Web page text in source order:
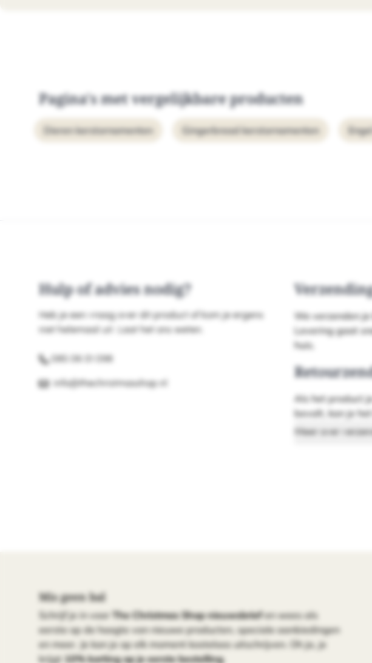
Pagina's met vergelijkbare producten
Dieren kerstornamenten Gingerbread kerstornamenten
Hulp of advies nodig?
Heb je een vraag over dit product of kom je ergens
niet helemaal uit. Laat het ons weten.
info@thechristmasshop.nl
We verzenden
Levering gaat
huis.
Als het product
bevalt, kan je
Meer over
Mis geen bal
Schrijf je in voor The Christmas Shop nieuwsbriefen wees als
eerste op de hoogte van nieuwe producten, speciale aanbiedingen
en meer. Je kan je op elk moment kosteloos uitschrijven. Oh ja, je
krijgt 10% korting op je eerste bestelling.